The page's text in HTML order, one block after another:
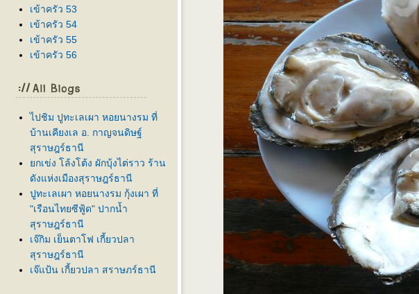
เข้าครัว 53
เข้าครัว 54
เข้าครัว 55
เข้าครัว 56
ไปชิม ปูทะเลเผา หอยนางรม ที่
บ้านเคียงเล อ. กาญจนดิษฐ์
สุราษฎร์ธานี
กเข่ง โล้งโต้ง ผักบุ้งไต่ราว ร้าน
ดังแห่งเมืองสุราษฎร์ธานี
ปูทะเลเผา หอยนางรม กุ้งเผา ที่
"เรือนไทยซีฟู้ด" ปากน้ำ
สุราษฎร์ธานี
เจ๊กิม เย็นตาโฟ เกี้ยวปลา
สุราษฎร์ธานี
เจ๊แป้น เกี้ยวปลา สุราษฎร์ธานี